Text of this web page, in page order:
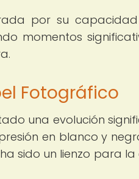
por su
momentos
Fotográfico
una evolución
en blanco y
sido un lienzo para